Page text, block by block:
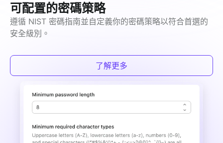
可配置的密碼策略
遵循 NIST 密碼指南並自定義你的密碼策略以符合首選的
安全級別。
了解更多